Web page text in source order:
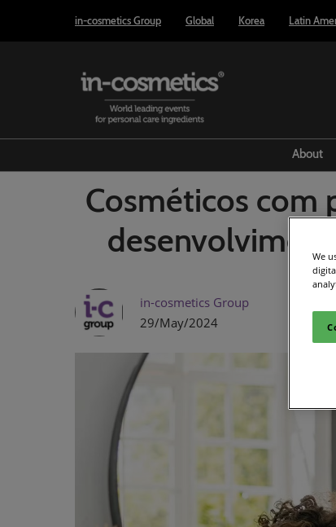
para
conteúdo
in-cosmetics Group Global Korea Latin
About
Cosméticos com
in-cosmetics Group
29/May/2024
We